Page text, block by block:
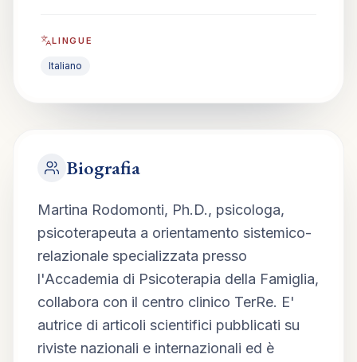
LINGUE
Italiano
Biografia
Martina Rodomonti, Ph.D., psicologa,
psicoterapeuta a orientamento sistemico-
relazionale specializzata presso
l'Accademia di Psicoterapia della Famiglia,
collabora con il centro clinico TerRe. E'
autrice di articoli scientifici pubblicati su
riviste nazionali e internazionali ed è